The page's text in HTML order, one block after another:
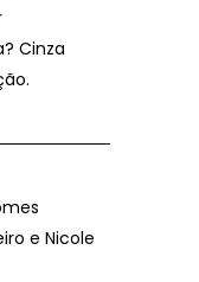
Cinza
e Nicole